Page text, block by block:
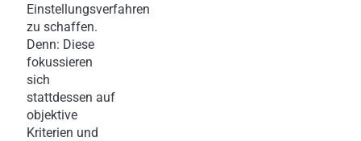
Einstellungsverfahren
zu schaffen.
Denn: Diese
fokussieren
sich
stattdessen auf
objektive
Kriterien und